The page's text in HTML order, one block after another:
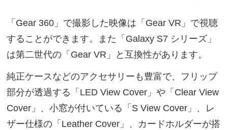
「Gear 360」で撮影した映像は「Gear VR」で視聴
することができます。また「Galaxy S7 シリーズ」
は第二世代の「Gear VR」と互換性があります。
純正ケースなどのアクセサリーも豊富で、フリップ
部分が透過する「LED View Cover」や「Clear View
Cover」、小窓が付いている「S View Cover」、レ
ザー仕様の「Leather Cover」、カードホルダーが搭